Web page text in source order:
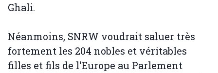
Ghali.
Néanmoins, SNRW voudrait saluer très
fortement les 204 nobles et véritables
filles et fils de l'Europe au Parlement